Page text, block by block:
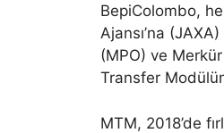
BepiColombo,
Ajansı’na
(MPO) ve
Transfer
MTM, 2018’de